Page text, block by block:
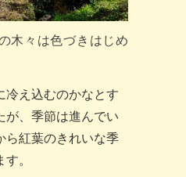
木々は色づきはじめ
え込むのかなとす
が、季節は進んでい
ら紅葉のきれいな季
。